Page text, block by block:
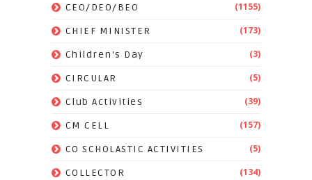
CEO/DEO/BEO (1155)
CHIEF MINISTER (173)
Children's Day (3)
CIRCULAR (5)
Club Activities (39)
CM CELL (157)
CO SCHOLASTIC ACTIVITIES (5)
COLLECTOR (134)